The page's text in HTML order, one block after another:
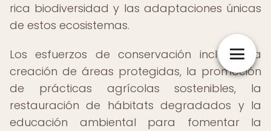
rica biodiversidad y las adaptaciones únicas
de estos ecosistemas.
Los esfuerzos de conservación incluyen la
creación de áreas protegidas, la promoción
de prácticas agrícolas sostenibles, la
restauración de hábitats degradados y la
educación ambiental para fomentar la